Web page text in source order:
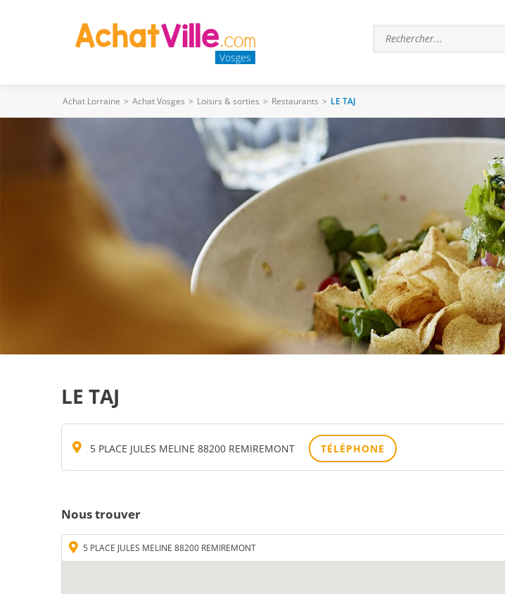
Vosges
Achat Lorraine > Achat Vosges > Loisirs & sorties > Restaurants > LE TAJ
LE TAJ
5 PLACE JULES MELINE 88200 REMIREMONT TÉLÉPHONE
Nous trouver
5 PLACE JULES MELINE 88200 REMIREMONT